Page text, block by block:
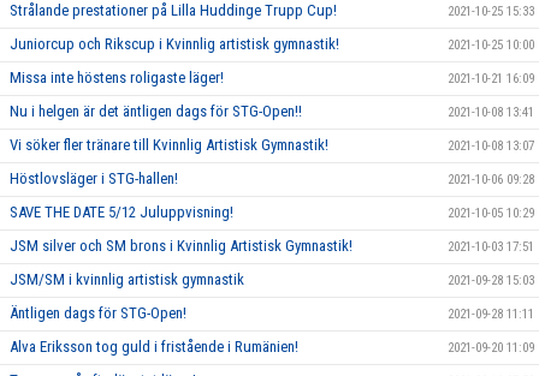
Strålande prestationer på Lilla Huddinge Trupp Cup! 2021-10-25 15:33
Juniorcup och Rikscup i Kvinnlig artistisk gymnastik! 2021-10-25 10:00
Missa inte höstens roligaste läger! 2021-10-21 16:09
Nu i helgen är det äntligen dags för STG-Open!! 2021-10-08 13:41
Vi söker fler tränare till Kvinnlig Artistisk Gymnastik! 2021-10-08 13:07
Höstlovsläger i STG-hallen! 2021-10-06 09:28
SAVE THE DATE 5/12 Juluppvisning! 2021-10-05 10:29
JSM silver och SM brons i Kvinnlig Artistisk Gymnastik! 2021-10-03 17:51
JSM/SM i kvinnlig artistisk gymnastik 2021-09-28 15:03
Äntligen dags för STG-Open! 2021-09-28 11:11
Alva Eriksson tog guld i fristående i Rumänien! 2021-09-20 11:09